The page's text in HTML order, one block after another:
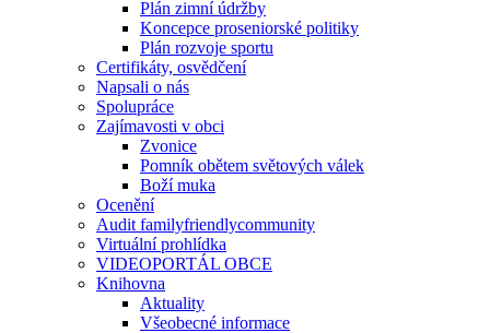
Plán zimní údržby
Koncepce proseniorské politiky
Plán rozvoje sportu
Certifikáty, osvědčení
Napsali o nás
Spolupráce
Zajímavosti v obci
Zvonice
Pomník obětem světových válek
Boží muka
Ocenění
Audit familyfriendlycommunity
Virtuální prohlídka
VIDEOPORTÁL OBCE
Knihovna
Aktuality
Všeobecné informace